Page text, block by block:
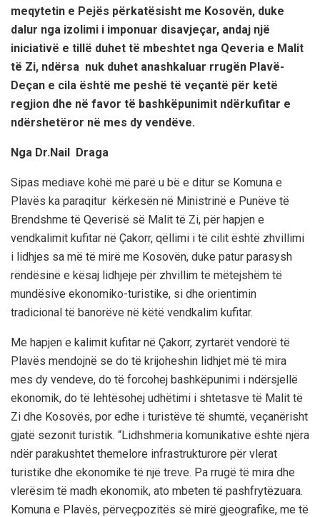
meqytetin e Pejës përkatësisht me Kosovën, duke
dalur nga izolimi i imponuar disavjeçar, andaj një
iniciativë e tillë duhet të mbeshtet nga Qeveria e Malit
të Zi, ndërsa nuk duhet anashkaluar rrugën Plavë-
Deçan e cila është me peshë të veçantë për ketë
regjion dhe në favor të bashkëpunimit ndërkufitar e
ndërshetëror në mes dy vendëve.
Nga Dr.Nail Draga
Sipas mediave kohë më parë u bë e ditur se Komuna e
Plavës ka paraqitur kërkesën në Ministrinë e Punëve të
Brendshme të Qeverisë së Malit të Zi, për hapjen e
vendkalimit kufitar në Çakorr, qëllimi i të cilit është zhvillimi
i lidhjes sa më të mirë me Kosovën, duke patur parasysh
rëndësinë e kësaj lidhjeje për zhvillim të mëtejshëm të
mundësive ekonomiko-turistike, si dhe orientimin
tradicional të banorëve në këtë vendkalim kufitar.
Me hapjen e kalimit kufitar në Çakorr, zyrtarët vendorë të
Plavës mendojnë se do të krijoheshin lidhjet më të mira
mes dy vendeve, do të forcohej bashkëpunimi i ndërsjellë
ekonomik, do të lehtësohej udhëtimi i shtetasve të Malit të
Zi dhe Kosovës, por edhe i turistëve të shumtë, veçanërisht
gjatë sezonit turistik. “Lidhshmëria komunikative është njëra
ndër parakushtet themelore infrastrukturore për vlerat
turistike dhe ekonomike të një treve. Pa rrugë të mira dhe
vlerësim të madh ekonomik, ato mbeten të pashfrytëzuara.
Komuna e Plavës, përveçpozitës së mirë gjeografike, me të